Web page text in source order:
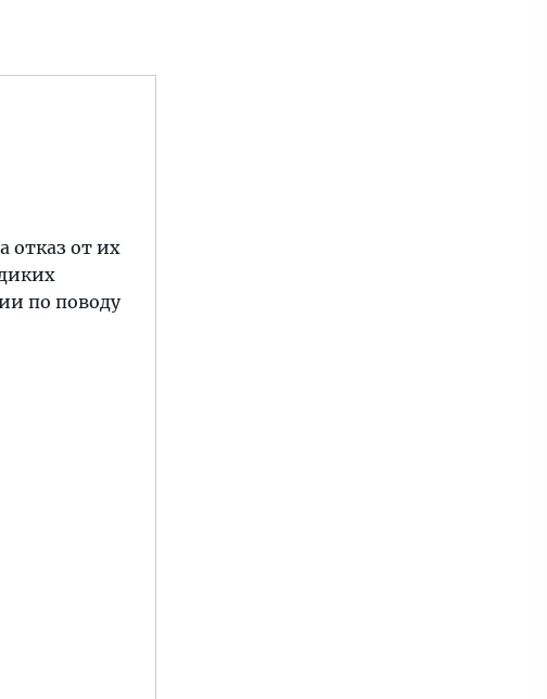
отказ от их
по поводу